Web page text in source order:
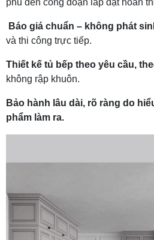
Báo giá chuẩn – không phát
và thi công trực tiếp.
Thiết kế tủ bếp theo yêu cầu,
không rập khuôn.
Bảo hành lâu dài, rõ ràng do
phẩm làm ra.